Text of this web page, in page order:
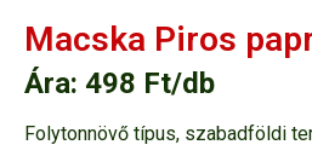
Macska Piros
Ára: 498 Ft/db
Folytonnövő típus, szabadföldi